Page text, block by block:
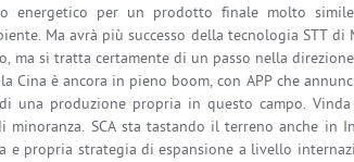
energetico per un prodotto finale molto
Ma avrà più successo della tecnologia STT
ma si tratta certamente di un passo nella
Cina è ancora in pieno boom, con APP che
una produzione propria in questo campo.
minoranza. SCA sta tastando il terreno anche in
e propria strategia di espansione a livello